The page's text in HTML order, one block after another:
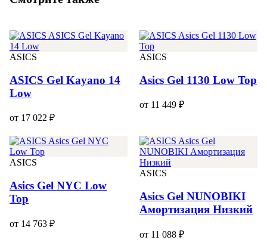
ASICS
ASICS Gel Kayano 14
Low
от 17 022 ₽
ASICS
Asics Gel 1130 Low Top
от 11 449 ₽
ASICS
Asics Gel NYC Low
Top
от 14 763 ₽
ASICS
Asics Gel NUNOBIKI
Амортизация Низкий
от 11 088 ₽